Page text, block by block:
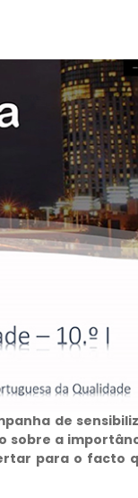
de
sobre a
para o facto